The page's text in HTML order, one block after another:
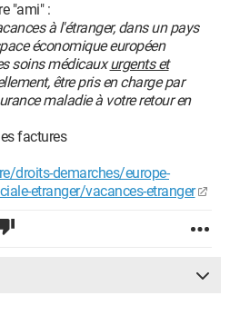
"ami" :
à l'étranger, dans un pays
économique européen
soins médicauxurgents et
être pris en charge par
maladie à votre retour en
factures
droits-demarches/europe-
etranger/vacances-etranger